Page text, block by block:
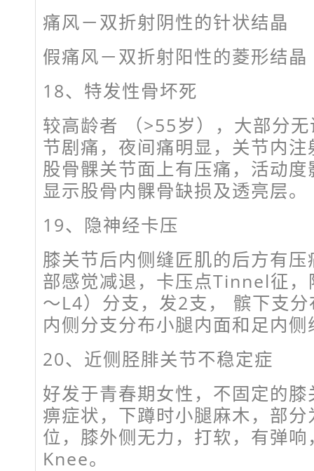
痛风－双折射阴性的针状结晶
假痛风－双折射阳性的菱形结晶
18、特发性骨坏死
较高龄者 （>55岁），大部分
节剧痛，夜间痛明显，关节内
股骨髁关节面上有压痛，活动
显示股骨内髁骨缺损及透亮层。
19、隐神经卡压
膝关节后内侧缝匠肌的后方有
部感觉减退，卡压点Tinnel征
～L4）分支，发2支， 髌下支
内侧分支分布小腿内面和足内侧
20、近侧胫腓关节不稳定症
好发于青春期女性，不固定的
痹症状，下蹲时小腿麻木，部
位，膝外侧无力，打软，有弹响
Knee。